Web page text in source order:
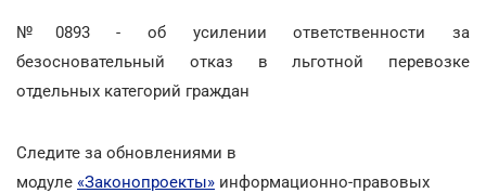
№0893 - об усилении ответственности за
безосновательный отказ в льготной перевозке
отдельных категорий граждан
Следите за обновлениями в
модуле «Законопроекты» информационно-правовых